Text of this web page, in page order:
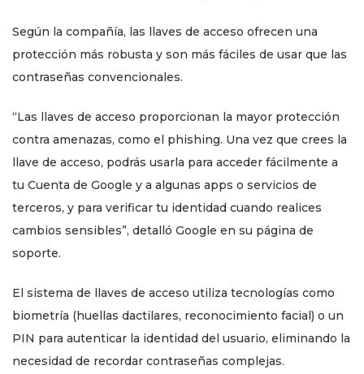
Según la compañía, las llaves de acceso ofrecen una
protección más robusta y son más fáciles de usar que las
contraseñas convencionales.
“Las llaves de acceso proporcionan la mayor protección
contra amenazas, como el phishing. Una vez que crees la
llave de acceso, podrás usarla para acceder fácilmente a
tu Cuenta de Google y a algunas apps o servicios de
terceros, y para verificar tu identidad cuando realices
cambios sensibles”, detalló Google en su página de
soporte.
El sistema de llaves de acceso utiliza tecnologías como
biometría (huellas dactilares, reconocimiento facial) o un
PIN para autenticar la identidad del usuario, eliminando la
necesidad de recordar contraseñas complejas.